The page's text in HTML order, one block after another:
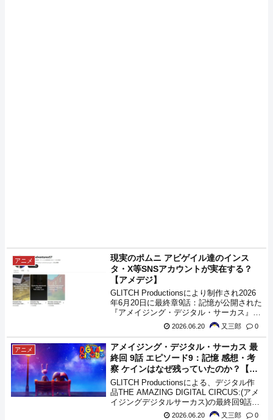
アニメ
現実のポムニ アビゲイル達のインス
タ・X等SNSアカウントが実在する？
【アメデジ】
GLITCH Productionsにより制作され2026
年6月20日に最終章9話：記憶が公開された
『アメイジング・デジタル・サーカス』、
その中で登場した現実のポムニ達の各種
SNSアカウントが、実際に用意されていた
かもしれないようです。
2026.06.20 又三郎 0
アニメ
アメイジング・デジタル・サーカス 最
終回 9話 エピソード9：記憶 感想・考
察 ケインはなぜ残っていたのか？【ア
メデジ】
GLITCH Productionsによる、デジタル作
品THE AMAZING DIGITAL CIRCUS:(アメ
イジングデジタルサーカス)の最終回9話
『記憶』 が2026年6月16日にYoutubeで公
2026.06.20 又三郎 0